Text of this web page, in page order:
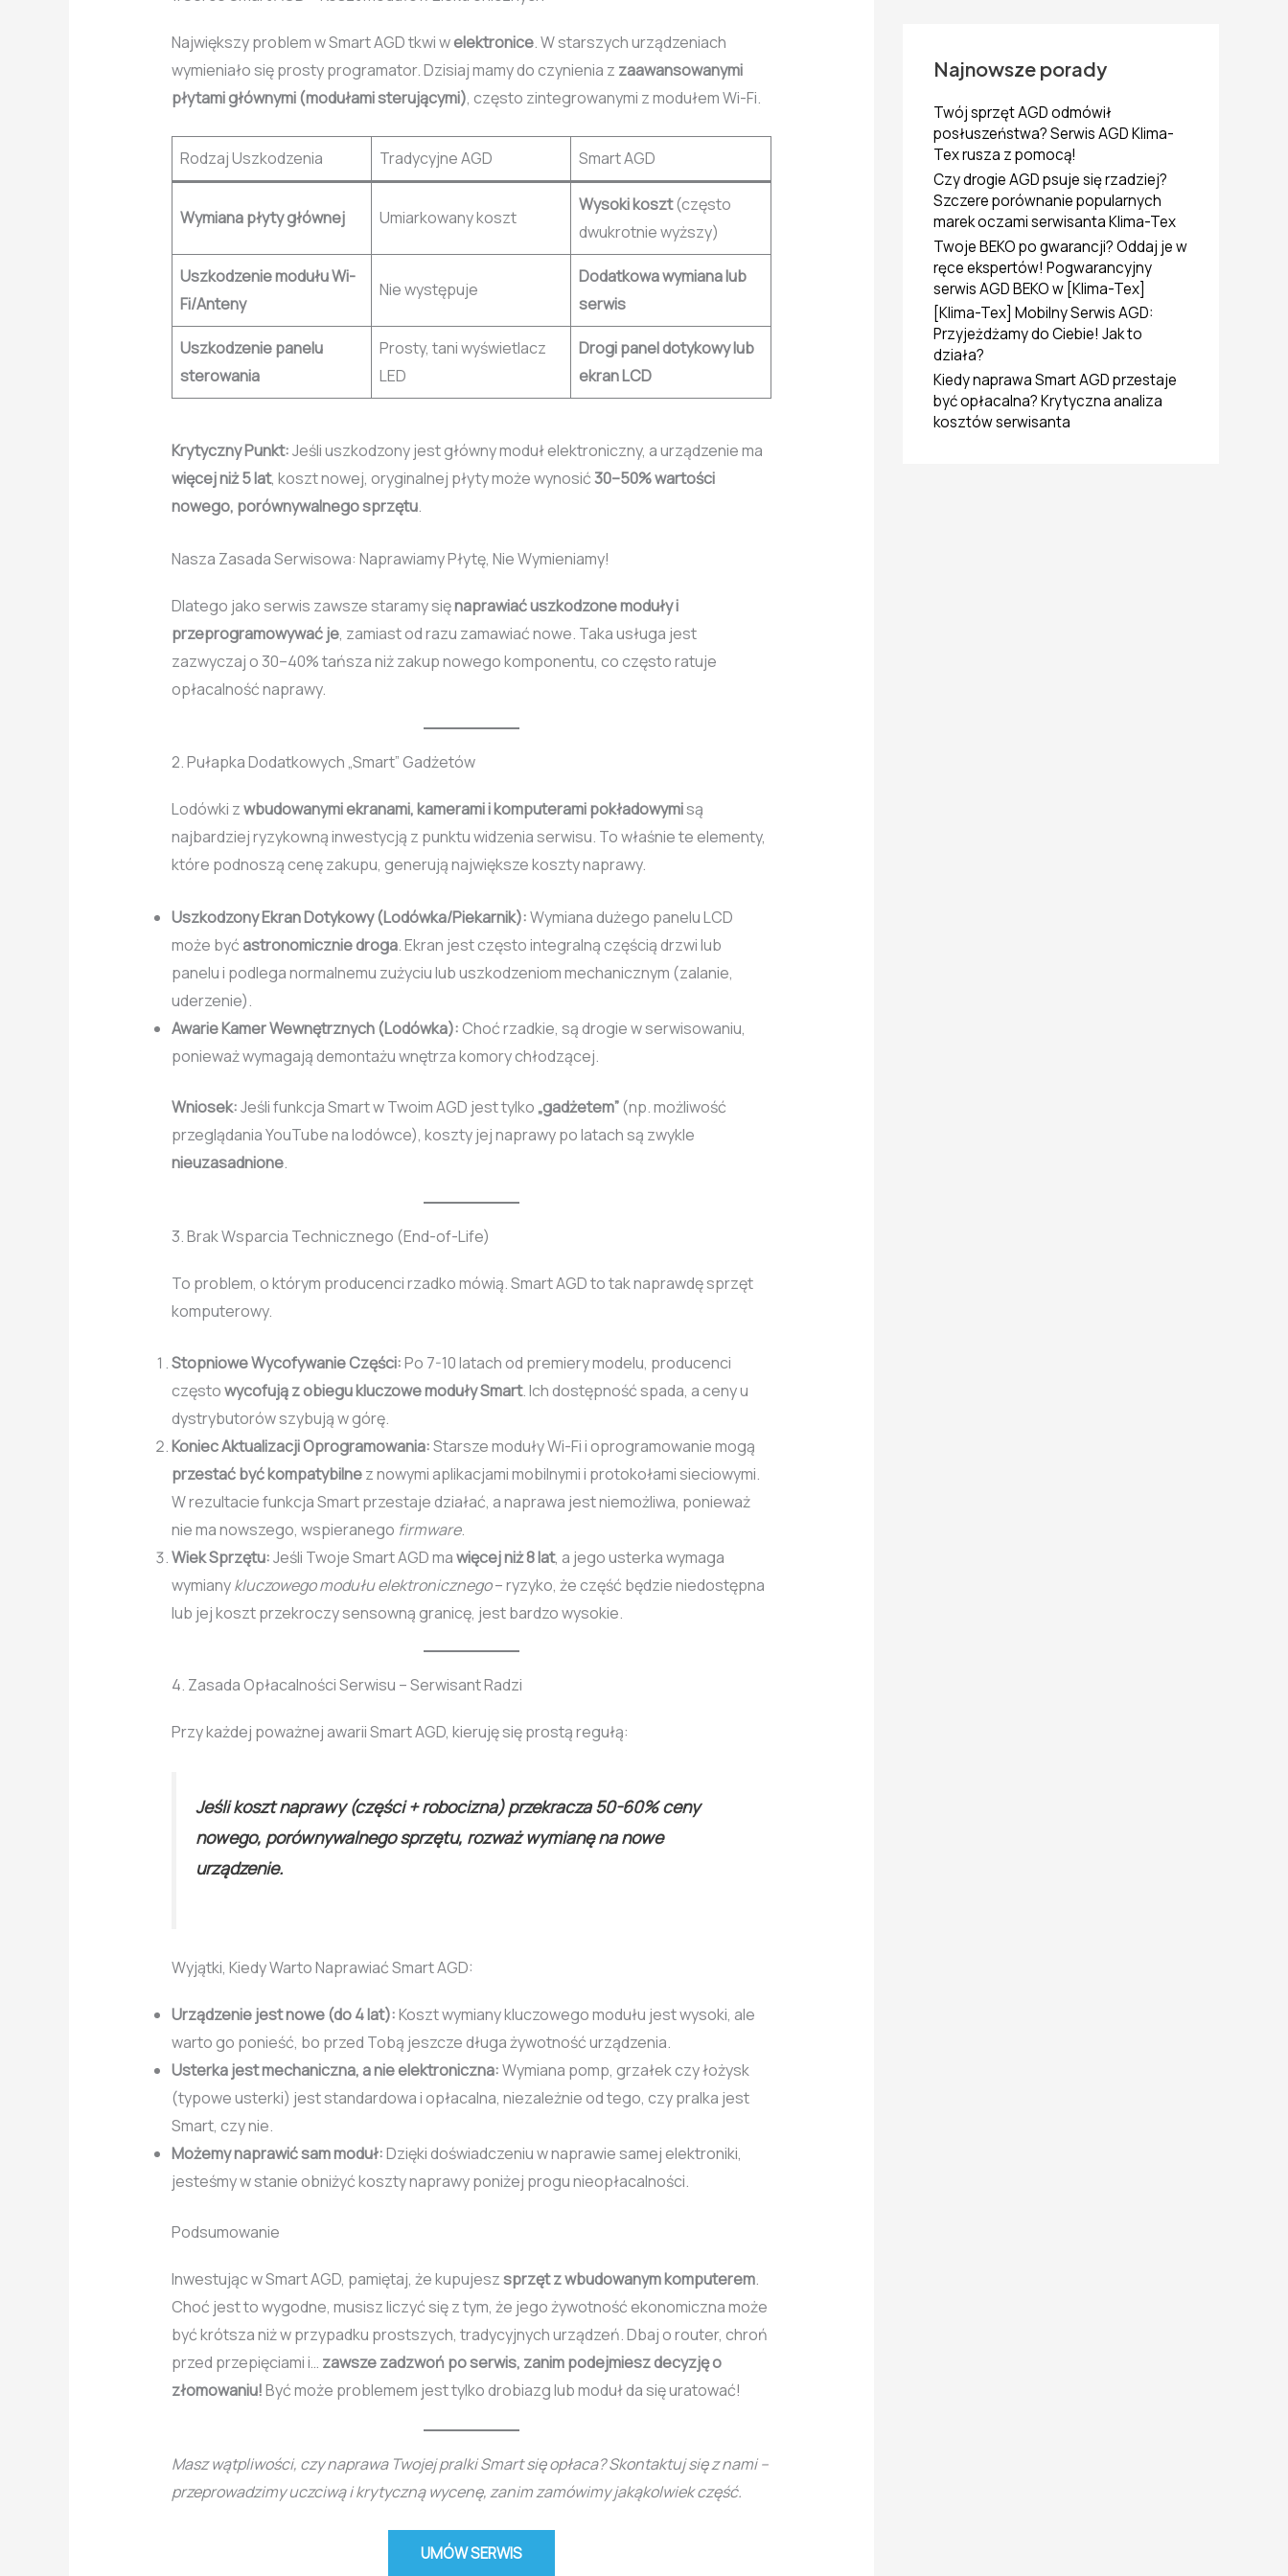
Największy problem w Smart AGD tkwi welektronice. W starszych urządzeniach
wymieniało się prosty programator. Dzisiaj mamy do czynienia z zaawansowanymi
płytami głównymi (modułami sterującymi), często zintegrowanymi z modułem Wi-Fi.
Rodzaj Uszkodzenia Tradycyjne AGD Smart AGD
Wymiana płyty głównej Umiarkowany koszt
Wysoki koszt(często
dwukrotnie wyższy)
Uszkodzenie modułu Wi-
Fi/Anteny
Nie występuje
Dodatkowa wymiana lub
serwis
Uszkodzenie panelu
sterowania
Prosty, tani wyświetlacz
LED
Drogi panel dotykowy lub
ekran LCD
Krytyczny Punkt:Jeśli uszkodzony jest główny moduł elektroniczny, a urządzenie ma
więcej niż 5 lat, koszt nowej, oryginalnej płyty może wynosić30–50% wartości
nowego, porównywalnego sprzętu.
Nasza Zasada Serwisowa: Naprawiamy Płytę, Nie Wymieniamy!
Dlatego jako serwis zawsze staramy sięnaprawiać uszkodzone moduły i
przeprogramowywać je, zamiast od razu zamawiać nowe. Taka usługa jest
zazwyczaj o 30–40% tańsza niż zakup nowego komponentu, co często ratuje
opłacalność naprawy.
2. Pułapka Dodatkowych „Smart” Gadżetów
Lodówki zwbudowanymi ekranami, kamerami i komputerami pokładowymisą
najbardziej ryzykowną inwestycją z punktu widzenia serwisu. To właśnie te elementy,
które podnoszą cenę zakupu, generują największe koszty naprawy.
Uszkodzony Ekran Dotykowy (Lodówka/Piekarnik):Wymiana dużego panelu LCD
może być astronomicznie droga. Ekran jest często integralną częścią drzwi lub
panelu i podlega normalnemu zużyciu lub uszkodzeniom mechanicznym (zalanie,
uderzenie).
Awarie Kamer Wewnętrznych (Lodówka): Choć rzadkie, są drogie w serwisowaniu,
ponieważ wymagają demontażu wnętrza komory chłodzącej.
Wniosek:Jeśli funkcja Smart w Twoim AGD jest tylko„gadżetem”(np. możliwość
przeglądania YouTube na lodówce), koszty jej naprawy po latach są zwykle
nieuzasadnione.
3. Brak Wsparcia Technicznego (End-of-Life)
To problem, o którym producenci rzadko mówią. Smart AGD to tak naprawdę sprzęt
komputerowy.
Stopniowe Wycofywanie Części:Po 7-10 latach od premiery modelu, producenci
częstowycofują z obiegu kluczowe moduły Smart. Ich dostępność spada, a ceny u
dystrybutorów szybują w górę.
Koniec Aktualizacji Oprogramowania:Starsze moduły Wi-Fi i oprogramowanie mogą
przestać być kompatybilnez nowymi aplikacjami mobilnymi i protokołami sieciowymi.
W rezultacie funkcja Smart przestaje działać, a naprawa jest niemożliwa, ponieważ
nie ma nowszego, wspieranego firmware.
Wiek Sprzętu:Jeśli Twoje Smart AGD mawięcej niż 8 lat, a jego usterka wymaga
wymianykluczowego modułu elektronicznego– ryzyko, że część będzie niedostępna
lub jej koszt przekroczy sensowną granicę, jest bardzo wysokie.
4. Zasada Opłacalności Serwisu – Serwisant Radzi
Przy każdej poważnej awarii Smart AGD, kieruję się prostą regułą:
Jeśli koszt naprawy (części + robocizna) przekracza 50-60% ceny
nowego, porównywalnego sprzętu, rozważ wymianę na nowe
urządzenie.
Wyjątki, Kiedy Warto Naprawiać Smart AGD:
Urządzenie jest nowe (do 4 lat):Koszt wymiany kluczowego modułu jest wysoki, ale
warto go ponieść, bo przed Tobą jeszcze długa żywotność urządzenia.
Usterka jest mechaniczna, a nie elektroniczna:Wymiana pomp, grzałek czy łożysk
(typowe usterki) jest standardowa i opłacalna, niezależnie od tego, czy pralka jest
Smart, czy nie.
Możemy naprawić sam moduł:Dzięki doświadczeniu w naprawie samej elektroniki,
jesteśmy w stanie obniżyć koszty naprawy poniżej progu nieopłacalności.
Podsumowanie
Inwestując w Smart AGD, pamiętaj, że kupujeszsprzęt z wbudowanym komputerem.
Choć jest to wygodne, musisz liczyć się z tym, że jego żywotność ekonomiczna może
być krótsza niż w przypadku prostszych, tradycyjnych urządzeń. Dbaj o router, chroń
przed przepięciami i… zawsze zadzwoń po serwis, zanim podejmiesz decyzję o
złomowaniu!Być może problemem jest tylko drobiazg lub moduł da się uratować!
Masz wątpliwości, czy naprawa Twojej pralki Smart się opłaca? Skontaktuj się z nami –
przeprowadzimy uczciwą i krytyczną wycenę, zanim zamówimy jakąkolwiek część.
UMÓW SERWIS
d
a
:
Najnowsze porady
Twój sprzęt AGD odmówił
posłuszeństwa? Serwis AGD Klima-
Tex rusza z pomocą!
Czy drogie AGD psuje się rzadziej?
Szczere porównanie popularnych
marek oczami serwisanta Klima-Tex
Twoje BEKO po gwarancji? Oddaj je w
ręce ekspertów! Pogwarancyjny
serwis AGD BEKO w [Klima-Tex]
[Klima-Tex] Mobilny Serwis AGD:
Przyjeżdżamy do Ciebie! Jak to
działa?
Kiedy naprawa Smart AGD przestaje
być opłacalna? Krytyczna analiza
kosztów serwisanta